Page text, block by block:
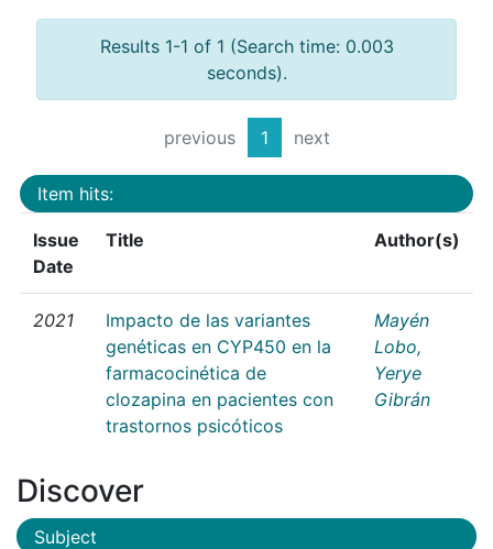
Results 1-1 of 1 (Search time: 0.003
seconds).
previous 1 next
Item hits:
Issue
Date
Title Author(s)
2021
Impacto de las variantes
genéticas en CYP450 en la
farmacocinética de
clozapina en pacientes con
trastornos psicóticos
Mayén
Lobo,
Yerye
Gibrán
Discover
Subject